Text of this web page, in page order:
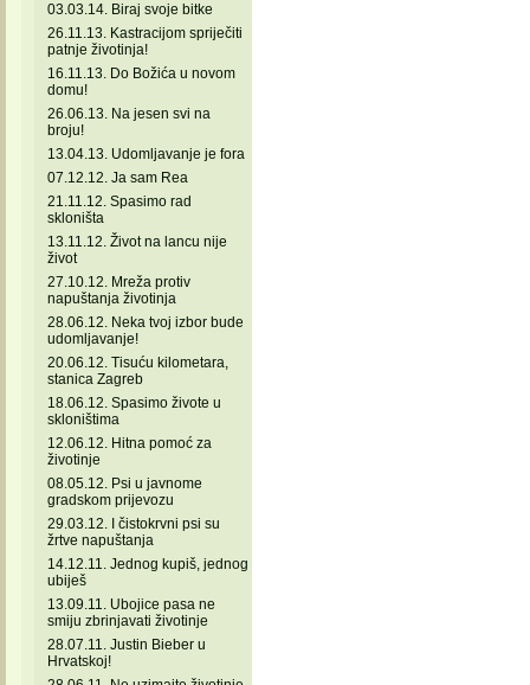
03.03.14. Biraj svoje bitke
26.11.13. Kastracijom spriječiti
patnje životinja!
16.11.13. Do Božića u novom
domu!
26.06.13. Na jesen svi na
broju!
13.04.13. Udomljavanje je fora
07.12.12. Ja sam Rea
21.11.12. Spasimo rad
skloništa
13.11.12. Život na lancu nije
život
27.10.12. Mreža protiv
napuštanja životinja
28.06.12. Neka tvoj izbor bude
udomljavanje!
20.06.12. Tisuću kilometara,
stanica Zagreb
18.06.12. Spasimo živote u
skloništima
12.06.12. Hitna pomoć za
životinje
08.05.12. Psi u javnome
gradskom prijevozu
29.03.12. I čistokrvni psi su
žrtve napuštanja
14.12.11. Jednog kupiš, jednog
ubiješ
13.09.11. Ubojice pasa ne
smiju zbrinjavati životinje
28.07.11. Justin Bieber u
Hrvatskoj!